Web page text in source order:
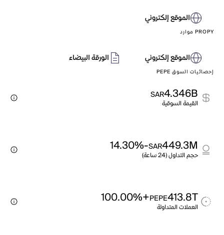
الموقع إلكتروني
PROPY موارد
الموقع إلكتروني الورقة البيضاء
إحصائيات السوق PEPE
4.346B
SAR
القيمة السوقية
449.3M
SAR
-14.30%
حجم التداول (24 ساعة)
413.8T
PEPE
+100.00%
العملات المتداولة